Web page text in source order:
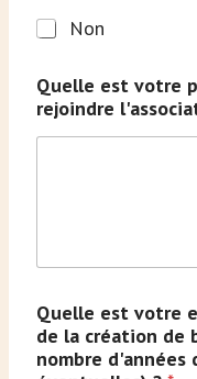
Non
Quelle est votre
rejoindre
Quelle est votre
de la création de
nombre